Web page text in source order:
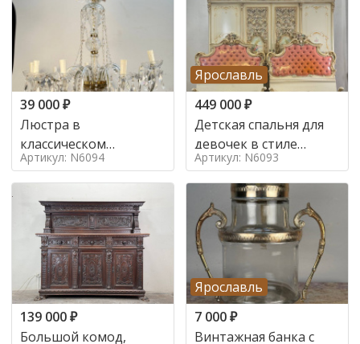
39 000₽
Люстра в
классическом
итальянском стиле на
10 ламп. в стиле
Артикул: N6094
Ярославль
449 000₽
Детская спальня для
девочек в стиле
итальянского барокко
в стиле
Артикул: N6093
139 000₽
Большой комод,
Ярославль
7 000₽
Винтажная банка с